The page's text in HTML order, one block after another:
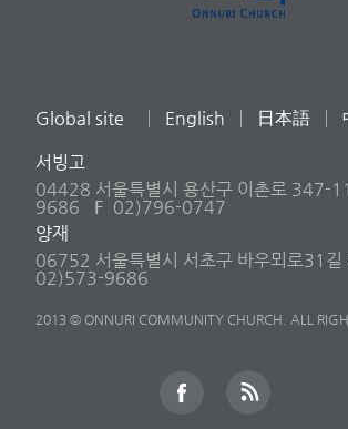
Global site English 日本語
서빙고
04428 서울특별시 용산구 이촌로 347-11
9686
F 02)796-0747
양재
06752 서울특별시 서초구 바우뫼로31길
02)573-9686
2013 © ONNURI COMMUNITY CHURCH. ALL